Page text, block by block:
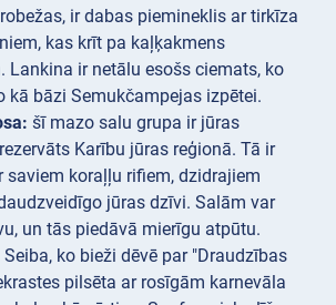
ir dabas piemineklis ar tirkīza
kas krīt pa kaļķakmens
Lankina ir netālu esošs ciemats, ko
kā bāzi Semukčampejas izpētei.
šī mazo salu grupa ir jūras
Karību jūras reģionā. Tā ir
saviem koraļļu rifiem, dzidrajiem
jūras dzīvi. Salām var
un tās piedāvā mierīgu atpūtu.
Seiba, ko bieži dēvē par "Draudzības
pilsēta ar rosīgām karnevāla